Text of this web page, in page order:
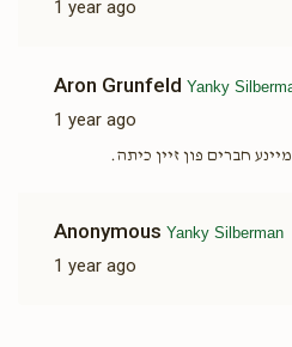
1 year ago
Aron Grunfeld Yanky
1 year ago
חברים פון זיין כיתה.
Anonymous Yanky Silberman
1 year ago